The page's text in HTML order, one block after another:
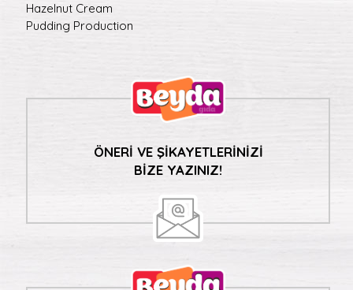
Hazelnut Cream
Pudding Production
ÖNERİ VE ŞİKAYETLERİNİZİ
BİZE YAZINIZ!